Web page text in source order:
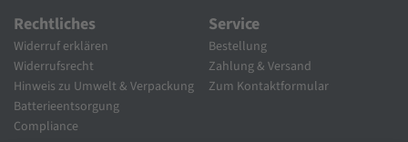
Rechtliches
Widerruf erklären
Widerrufsrecht
Hinweis zu Umwelt & Verpackung
Batterieentsorgung
Compliance
Service
Bestellung
Zahlung & Versand
Zum Kontaktformular